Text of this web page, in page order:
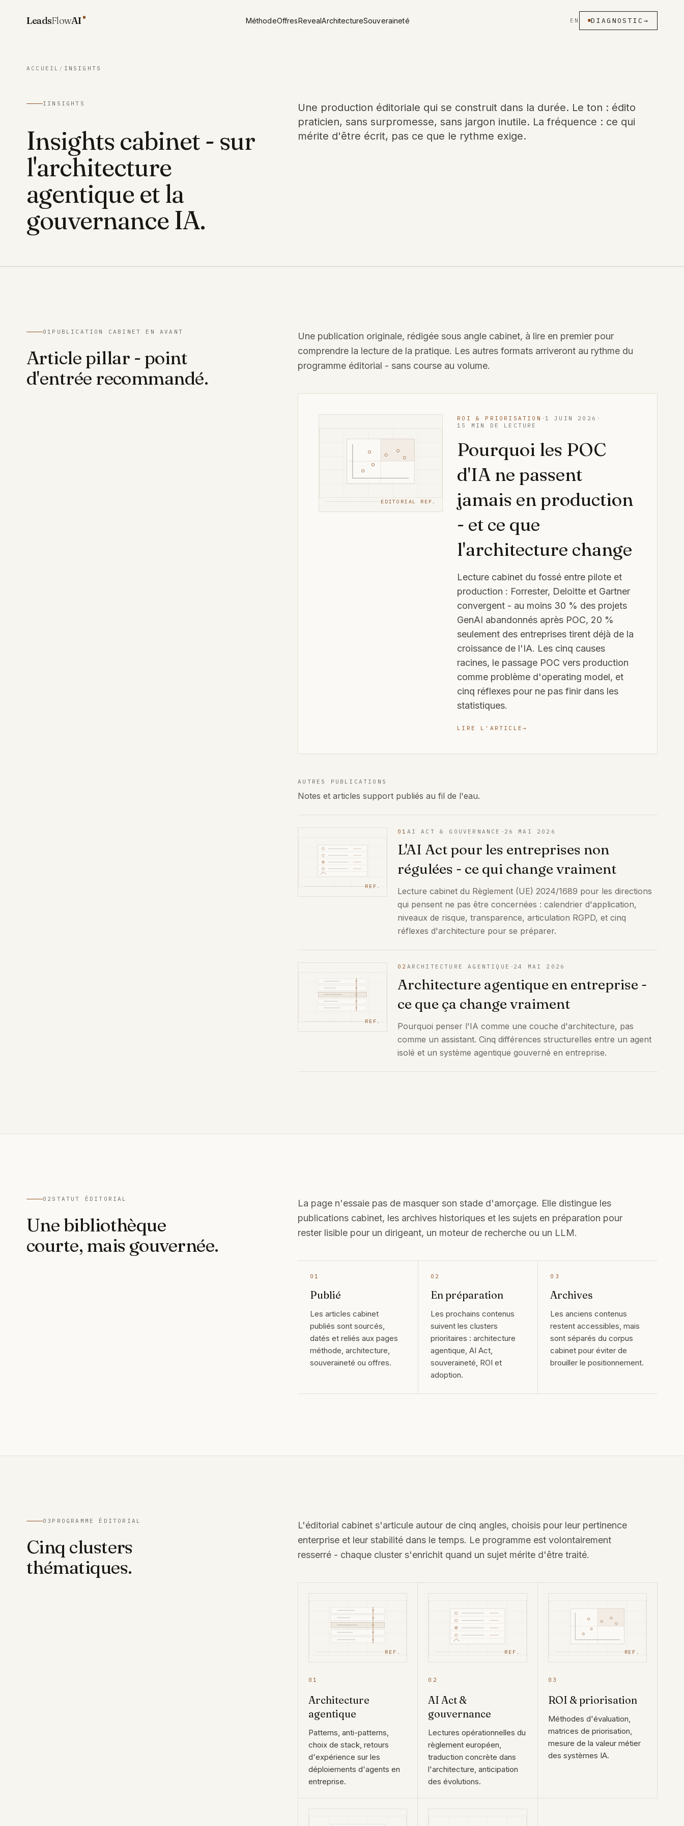
LeadsFlowAI MéthodeOffresRevealArchitectureSouveraineté EN DIAGNOSTIC →
ACCUEIL / INSIGHTS
I INSIGHTS
Insights cabinet - sur
l'architecture
agentique et la
gouvernance IA.
Une production éditoriale qui se construit dans la durée. Le ton : édito
praticien, sans surpromesse, sans jargon inutile. La fréquence : ce qui
mérite d'être écrit, pas ce que le rythme exige.
01 PUBLICATION CABINET EN AVANT
Article pillar - point
d'entrée recommandé.
Une publication originale, rédigée sous angle cabinet, à lire en premier pour
comprendre la lecture de la pratique. Les autres formats arriveront au rythme du
programme éditorial - sans course au volume.
EDITORIAL REF.
ROI & PRIORISATION · 1 JUIN 2026 ·
15 MIN DE LECTURE
Pourquoi les POC
d'IA ne passent
jamais en production
- et ce que
l'architecture change
Lecture cabinet du fossé entre pilote et
production : Forrester, Deloitte et Gartner
convergent - au moins 30 % des projets
GenAI abandonnés après POC, 20 %
seulement des entreprises tirent déjà de la
croissance de l'IA. Les cinq causes
racines, le passage POC vers production
comme problème d'operating model, et
cinq réflexes pour ne pas finir dans les
statistiques.
LIRE L'ARTICLE →
AUTRES PUBLICATIONS
Notes et articles support publiés au fil de l'eau.
REF.
01 AI ACT & GOUVERNANCE · 26 MAI 2026
L'AI Act pour les entreprises non
régulées - ce qui change vraiment
Lecture cabinet du Règlement (UE) 2024/1689 pour les directions
qui pensent ne pas être concernées : calendrier d'application,
niveaux de risque, transparence, articulation RGPD, et cinq
réflexes d'architecture pour se préparer.
REF.
02 ARCHITECTURE AGENTIQUE · 24 MAI 2026
Architecture agentique en entreprise -
ce que ça change vraiment
Pourquoi penser l'IA comme une couche d'architecture, pas
comme un assistant. Cinq différences structurelles entre un agent
isolé et un système agentique gouverné en entreprise.
02 STATUT ÉDITORIAL
Une bibliothèque
courte, mais gouvernée.
La page n'essaie pas de masquer son stade d'amorçage. Elle distingue les
publications cabinet, les archives historiques et les sujets en préparation pour
rester lisible pour un dirigeant, un moteur de recherche ou un LLM.
01
Publié
Les articles cabinet
publiés sont sourcés,
datés et reliés aux pages
méthode, architecture,
souveraineté ou offres.
02
En préparation
Les prochains contenus
suivent les clusters
prioritaires : architecture
agentique, AI Act,
souveraineté, ROI et
adoption.
03
Archives
Les anciens contenus
restent accessibles, mais
sont séparés du corpus
cabinet pour éviter de
brouiller le positionnement.
03 PROGRAMME ÉDITORIAL
Cinq clusters
thématiques.
L'éditorial cabinet s'articule autour de cinq angles, choisis pour leur pertinence
enterprise et leur stabilité dans le temps. Le programme est volontairement
resserré - chaque cluster s'enrichit quand un sujet mérite d'être traité.
REF.
01
Architecture
agentique
Patterns, anti-patterns,
choix de stack, retours
d'expérience sur les
déploiements d'agents en
entreprise.
REF.
02
AI Act &
gouvernance
Lectures opérationnelles du
règlement européen,
traduction concrète dans
l'architecture, anticipation
des évolutions.
REF.
03
ROI & priorisation
Méthodes d'évaluation,
matrices de priorisation,
mesure de la valeur métier
des systèmes IA.